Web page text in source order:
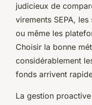
judicieux de
virements SEPA,
ou même les
Choisir la bonne
considérablement
fonds arrivent
La gestion